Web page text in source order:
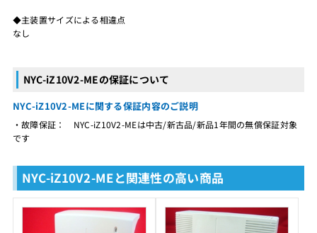
◆主装置サイズによる相違点
なし
NYC-iZ10V2-MEの保証について
NYC-iZ10V2-MEに関する保証内容のご説明
・故障保証： NYC-iZ10V2-MEは中古/新古品/新品1年間の無償保証対象
です
NYC-iZ10V2-MEと関連性の高い商品